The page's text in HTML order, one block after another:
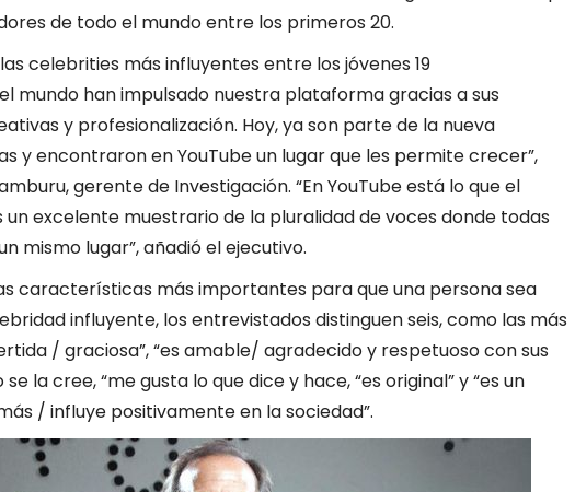
de todo el mundo entre los primeros 20.
mundo han impulsado nuestra plataforma gracias a sus
y profesionalización. Hoy, ya son parte de la nueva
y encontraron en YouTube un lugar que les permite crecer”,
gerente de Investigación. “En YouTube está lo que el
un excelente muestrario de la pluralidad de voces donde todas
mismo lugar”, añadió el ejecutivo.
características más importantes para que una persona sea
influyente, los entrevistados distinguen seis, como las más
/ graciosa”, “es amable/ agradecido y respetuoso con sus
se la cree, “me gusta lo que dice y hace, “es original” y “es un
/ influye positivamente en la sociedad”.